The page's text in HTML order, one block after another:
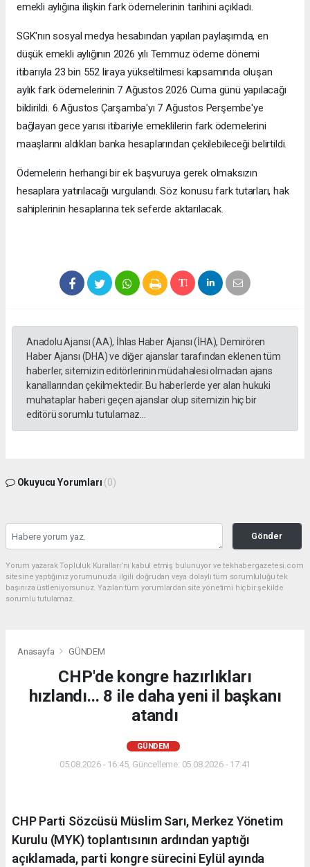
emekli aylığına ilişkin fark ödemelerinin tarihini açıkladı.
SGK'nın sosyal medya hesabından yapılan paylaşımda, en
düşük emekli aylığının 2026 yılı Temmuz ödeme dönemi
itibarıyla 23 bin 552 liraya yükseltilmesi kapsamında oluşan
aylık fark ödemelerinin 7 Ağustos 2026 Cuma günü yapılacağı
bildirildi. 6 Ağustos Çarşamba'yı 7 Ağustos Perşembe'ye
bağlayan gece yarısı itibariyle emeklilerin fark ödemelerini
maaşlarını aldıkları banka hesaplarından çekilebileceği belirtildi.
Ödemelerin herhangi bir ek başvuruya gerek olmaksızın
hesaplara yatırılacağı vurgulandı. Söz konusu fark tutarları, hak
sahiplerinin hesaplarına tek seferde aktarılacak.
Anadolu Ajansı (AA), İhlas Haber Ajansı (İHA), Demirören
Haber Ajansı (DHA) ve diğer ajanslar tarafından eklenen tüm
haberler, sitemizin editörlerinin müdahalesi olmadan ajans
kanallarından çekilmektedir. Bu haberlerde yer alan hukuki
muhataplar haberi geçen ajanslar olup sitemizin hiç bir
editörü sorumlu tutulamaz...
Okuyucu Yorumları (0)
Gönder
Yorum yazarak Topluluk Kuralları’nı kabul etmiş bulunuyor ve tekhabergazetesi.com
sitesine yaptığınız yorumunuzla ilgili doğrudan veya dolaylı tüm sorumluluğu tek
başınıza üstleniyorsunuz. Yazılan tüm yorumlardan site yönetimi hiçbir şekilde
sorumlu tutulamaz.
Anasayfa GÜNDEM
CHP'de kongre hazırlıkları
hızlandı... 8 ile daha yeni il başkanı
atandı
GÜNDEM
05.08.2026 - 16:45, Güncelleme: 05.08.2026 - 17:41
CHP Parti Sözcüsü Müslim Sarı, Merkez Yönetim
Kurulu (MYK) toplantısının ardından yaptığı
açıklamada, parti kongre sürecini Eylül ayında